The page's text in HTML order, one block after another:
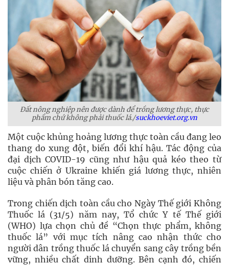
Đất nông nghiệp nên được dành để trồng lương thực, thực
phẩm chứ không phải thuốc lá./suckhoeviet.org.vn
Một cuộc khủng hoảng lương thực toàn cầu đang leo
thang do xung đột, biến đổi khí hậu. Tác động của
đại dịch COVID-19 cũng như hậu quả kéo theo từ
cuộc chiến ở Ukraine khiến giá lương thực, nhiên
liệu và phân bón tăng cao.
Trong chiến dịch toàn cầu cho Ngày Thế giới Không
Thuốc lá (31/5) năm nay, Tổ chức Y tế Thế giới
(WHO) lựa chọn chủ đề “Chọn thực phẩm, không
thuốc lá” với mục tích nâng cao nhận thức cho
người dân trồng thuốc lá chuyển sang cây trồng bền
vững, nhiều chất dinh dưỡng. Bên cạnh đó, chiến